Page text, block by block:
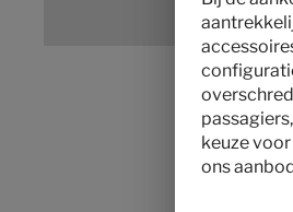
keuze
ons